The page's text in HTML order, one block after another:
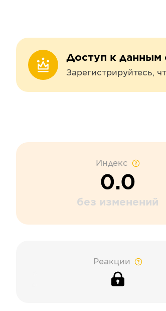
Доступ к данным
Зарегистрируйтесь,
Индекс
0.0
без изменений
Реакции